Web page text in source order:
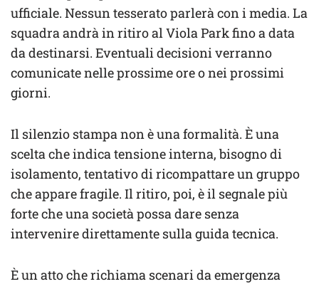
ufficiale. Nessun tesserato parlerà con i media. La
squadra andrà in ritiro al Viola Park fino a data
da destinarsi. Eventuali decisioni verranno
comunicate nelle prossime ore o nei prossimi
giorni.
Il silenzio stampa non è una formalità. È una
scelta che indica tensione interna, bisogno di
isolamento, tentativo di ricompattare un gruppo
che appare fragile. Il ritiro, poi, è il segnale più
forte che una società possa dare senza
intervenire direttamente sulla guida tecnica.
È un atto che richiama scenari da emergenza